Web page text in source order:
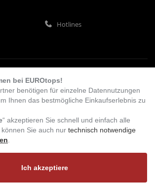
Hotlines
bei EUROtops!
benötigen für einzelne Datennutzungen
Ihnen das bestmögliche Einkaufserlebnis zu
“ akzeptieren Sie schnell und einfach alle
Sie auch nur technisch notwendige
Ich akzeptiere